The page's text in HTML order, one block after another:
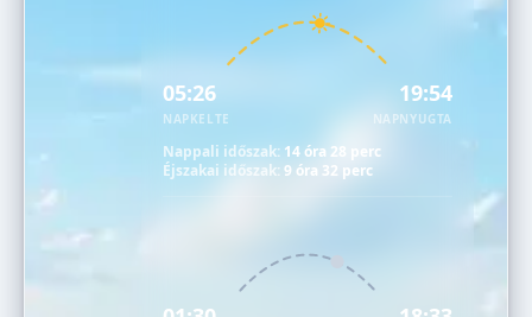
05:26
NAPKELTE
19:54
NAPNYUGTA
Nappali időszak: 14 óra 28 perc
Éjszakai időszak:9 óra 32 perc